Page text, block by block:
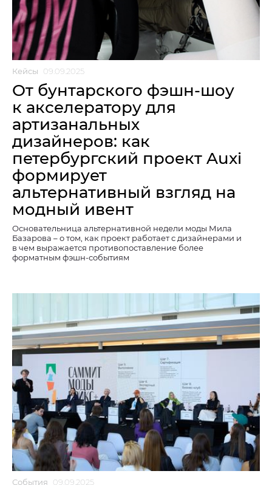
Кейсы 09.09.2025
От бунтарского фэшн-шоу
к акселератору для
артизанальных
дизайнеров: как
петербургский проект Auxi
формирует
альтернативный взгляд на
модный ивент
Основательница альтернативной недели моды Мила
Базарова – о том, как проект работает с дизайнерами и
в чем выражается противопоставление более
форматным фэшн-событиям
События 09.09.2025